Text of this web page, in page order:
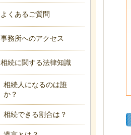
よくあるご質問
事務所へのアクセス
相続に関する法律知識
相続人になるのは誰
か？
相続できる割合は？